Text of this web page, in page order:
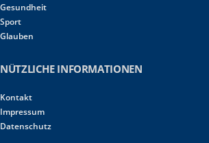
Gesundheit
Sport
Glauben
NÜTZLICHE INFORMATIONEN
Kontakt
Impressum
Datenschutz